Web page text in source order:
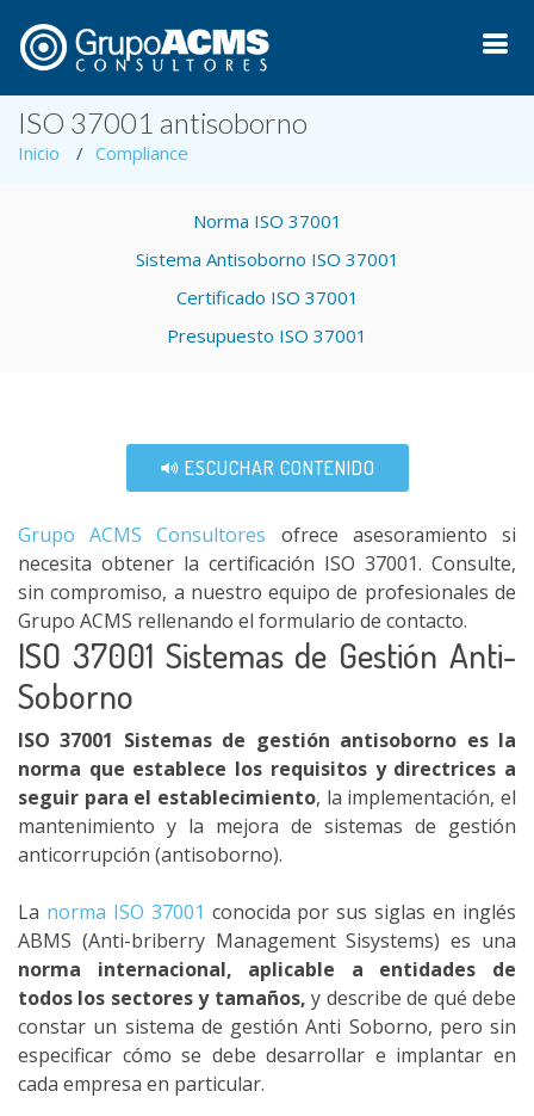
ISO 37001 antisoborno
Inicio Compliance
Norma ISO 37001
Sistema Antisoborno ISO 37001
Certificado ISO 37001
Presupuesto ISO 37001
ESCUCHAR CONTENIDO
Grupo ACMS Consultores ofrece asesoramiento si
necesita obtener la certificación ISO 37001. Consulte,
sin compromiso, a nuestro equipo de profesionales de
Grupo ACMS rellenando el formulario de contacto.
ISO 37001 Sistemas de Gestión Anti-
Soborno
ISO 37001 Sistemas de gestión antisoborno es la
norma que establece los requisitos y directrices a
seguir para el establecimiento, la implementación, el
mantenimiento y la mejora de sistemas de gestión
anticorrupción (antisoborno).
La norma ISO 37001 conocida por sus siglas en inglés
ABMS (Anti-briberry Management Sisystems) es una
norma internacional, aplicable a entidades de
todos los sectores y tamaños, y describe de qué debe
constar un sistema de gestión Anti Soborno, pero sin
especificar cómo se debe desarrollar e implantar en
cada empresa en particular.